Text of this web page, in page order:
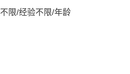
限/经验不限/年龄